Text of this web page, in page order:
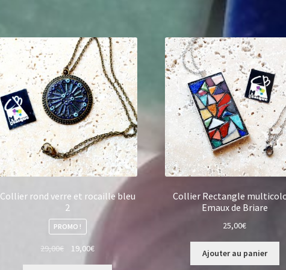
Collier rond verre et rocaille bleu
2
PROMO !
29,00€
Le19,00€Le
Collier Rectangle
Emaux de Briare
25,00€
Ajouter au panier